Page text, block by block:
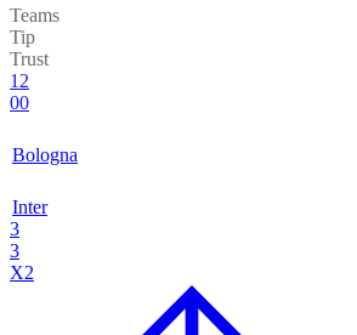
Teams
Tip
Trust
12
00
Bologna
Inter
3
3
X2